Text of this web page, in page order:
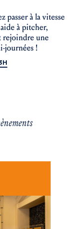
passer à la vitesse
à pitcher,
rejoindre une
journées !